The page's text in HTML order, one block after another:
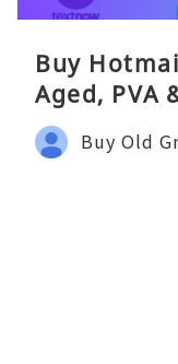
Buy
Aged, PVA
Buy Old